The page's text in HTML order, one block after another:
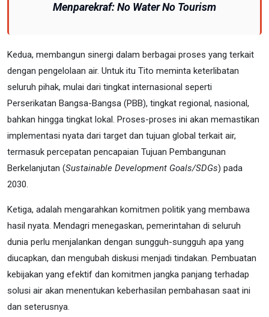
Menparekraf: No Water No Tourism
Kedua, membangun sinergi dalam berbagai proses yang terkait
dengan pengelolaan air. Untuk itu Tito meminta keterlibatan
seluruh pihak, mulai dari tingkat internasional seperti
Perserikatan Bangsa-Bangsa (PBB), tingkat regional, nasional,
bahkan hingga tingkat lokal. Proses-proses ini akan memastikan
implementasi nyata dari target dan tujuan global terkait air,
termasuk percepatan pencapaian Tujuan Pembangunan
Berkelanjutan (Sustainable Development Goals/SDGs) pada
2030.
Ketiga, adalah mengarahkan komitmen politik yang membawa
hasil nyata. Mendagri menegaskan, pemerintahan di seluruh
dunia perlu menjalankan dengan sungguh-sungguh apa yang
diucapkan, dan mengubah diskusi menjadi tindakan. Pembuatan
kebijakan yang efektif dan komitmen jangka panjang terhadap
solusi air akan menentukan keberhasilan pembahasan saat ini
dan seterusnya.